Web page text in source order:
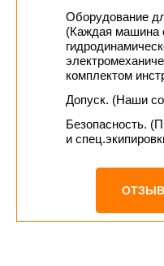
Оборудование
(Каждая машина
комплектом
Допуск. (Наши
Безопасность.
и